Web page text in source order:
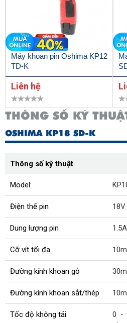
Máy khoan pin Oshima KP12
TD-K
Liên hệ
THÔNG SỐ KỸ
OSHIMA KP18 SD-K
Thông số kỹ thuật
Model:
Điện thế pin 18V
Dung lượng pin
Cỡ vít tối đa
Đường kính khoan gỗ
Đường kính khoan sắt/thép
Tốc độ không tải
0 -